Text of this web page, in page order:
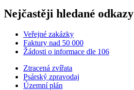
Nejčastěji hledané odkazy
Veřejné zakázky
Faktury nad 50 000
Žádosti o informace dle 106
Ztracená zvířata
Psárský zpravodaj
Územní plán